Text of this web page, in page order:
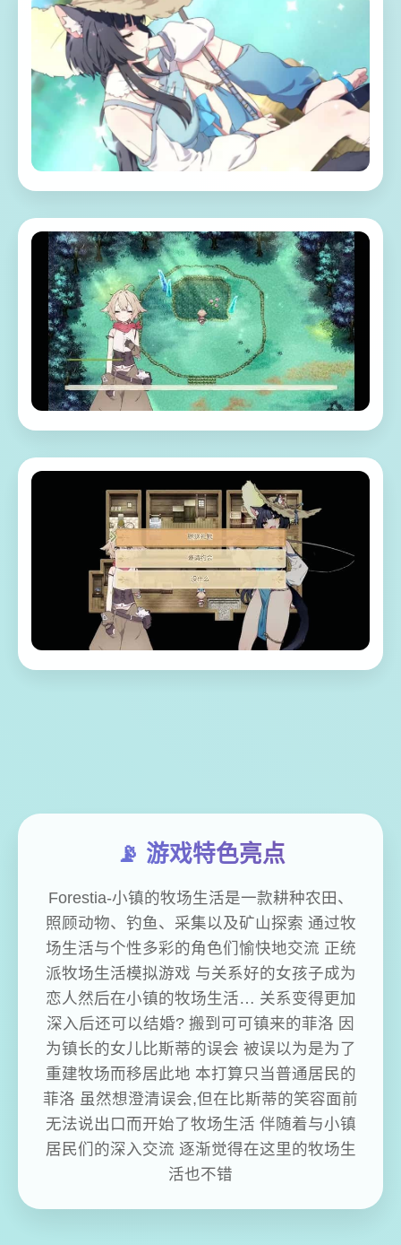
📡 游戏特色亮点
Forestia-小镇的牧场生活是一款耕种农田、
照顾动物、钓鱼、采集以及矿山探索 通过牧
场生活与个性多彩的角色们愉快地交流 正统
派牧场生活模拟游戏 与关系好的女孩子成为
恋人然后在小镇的牧场生活… 关系变得更加
深入后还可以结婚? 搬到可可镇来的菲洛 因
为镇长的女儿比斯蒂的误会 被误以为是为了
重建牧场而移居此地 本打算只当普通居民的
菲洛 虽然想澄清误会,但在比斯蒂的笑容面前
无法说出口而开始了牧场生活 伴随着与小镇
居民们的深入交流 逐渐觉得在这里的牧场生
活也不错